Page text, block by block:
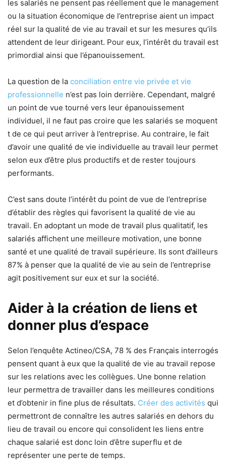
les salariés ne pensent pas réellement que le management
ou la situation économique de l’entreprise aient un impact
réel sur la qualité de vie au travail et sur les mesures qu’ils
attendent de leur dirigeant. Pour eux, l’intérêt du travail est
primordial ainsi que l’épanouissement.
La question de la conciliation entre vie privée et vie
professionnelle n’est pas loin derrière. Cependant, malgré
un point de vue tourné vers leur épanouissement
individuel, il ne faut pas croire que les salariés se moquent
t de ce qui peut arriver à l’entreprise. Au contraire, le fait
d’avoir une qualité de vie individuelle au travail leur permet
selon eux d’être plus productifs et de rester toujours
performants.
C’est sans doute l’intérêt du point de vue de l’entreprise
d’établir des règles qui favorisent la qualité de vie au
travail. En adoptant un mode de travail plus qualitatif, les
salariés affichent une meilleure motivation, une bonne
santé et une qualité de travail supérieure. Ils sont d’ailleurs
87% à penser que la qualité de vie au sein de l’entreprise
agit positivement sur eux et sur la société.
Aider à la création de liens et
donner plus d’espace
Selon l’enquête Actineo/CSA, 78 % des Français interrogés
pensent quant à eux que la qualité de vie au travail repose
sur les relations avec les collègues. Une bonne relation
leur permettra de travailler dans les meilleures conditions
et d’obtenir in fine plus de résultats. Créer des activités qui
permettront de connaître les autres salariés en dehors du
lieu de travail ou encore qui consolident les liens entre
chaque salarié est donc loin d’être superflu et de
représenter une perte de temps.